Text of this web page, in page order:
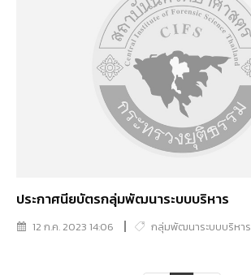
ประกาศนียบัตรกลุ่มพัฒนาระบบบริหาร
12 ก.ค. 2023 14:06 กลุ่มพัฒนาระบบบริหาร